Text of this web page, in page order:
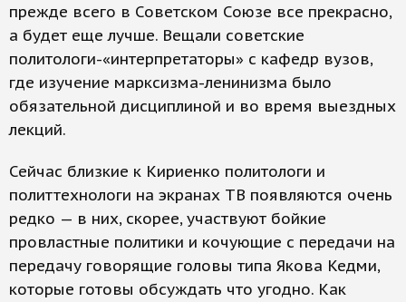
прежде всего в Советском Союзе все прекрасно,
а будет еще лучше. Вещали советские
политологи-«интерпретаторы» с кафедр вузов,
где изучение марксизма-ленинизма было
обязательной дисциплиной и во время выездных
лекций.
Сейчас близкие к Кириенко политологи и
политтехнологи на экранах ТВ появляются очень
редко — в них, скорее, участвуют бойкие
провластные политики и кочующие с передачи на
передачу говорящие головы типа Якова Кедми,
которые готовы обсуждать что угодно. Как